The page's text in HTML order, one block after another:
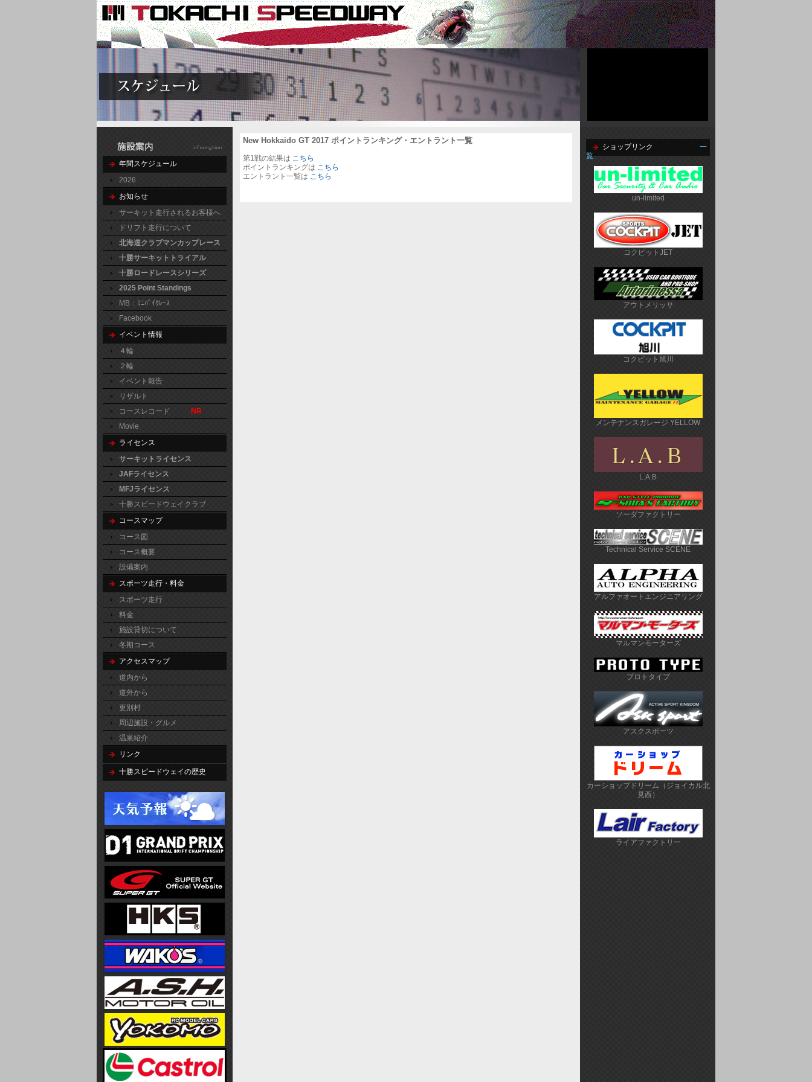
年間スケジュール
2026
お知らせ
サーキット走行されるお客様へ
ドリフト走行について
北海道クラブマンカップレース
十勝サーキットトライアル
十勝ロードレースシリーズ
2025 Point Standings
MB：ﾐﾆﾊﾞｲｸﾚｰｽ
Facebook
イベント情報
４輪
２輪
イベント報告
リザルト
コースレコード
NR
Movie
ライセンス
サーキットライセンス
JAFライセンス
MFJライセンス
十勝スピードウェイクラブ
コースマップ
コース図
コース概要
設備案内
スポーツ走行・料金
スポーツ走行
料金
施設貸切について
冬期コース
アクセスマップ
道内から
道外から
更別村
周辺施設・グルメ
温泉紹介
リンク
十勝スピードウェイの歴史
New Hokkaido GT 2017 ポイントランキング・エントラント一覧
第1戦の結果は こちら
ポイントランキングは こちら
エントラント一覧は こちら
ショップリンク
一
覧
un-limited
コクピットJET
アウトメリッサ
コクピット旭川
メンテナンスガレージ YELLOW
L.A.B
ソーダファクトリー
Technical Service SCENE
アルファオートエンジニアリング
マルマンモーターズ
プロトタイプ
アスクスポーツ
カーショップドリーム（ジョイカル北
見西）
ライアファクトリー